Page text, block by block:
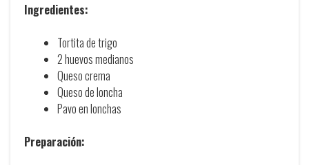
Ingredientes:
Tortita de trigo
2 huevos medianos
Queso crema
Queso de loncha
Pavo en lonchas
Preparación: